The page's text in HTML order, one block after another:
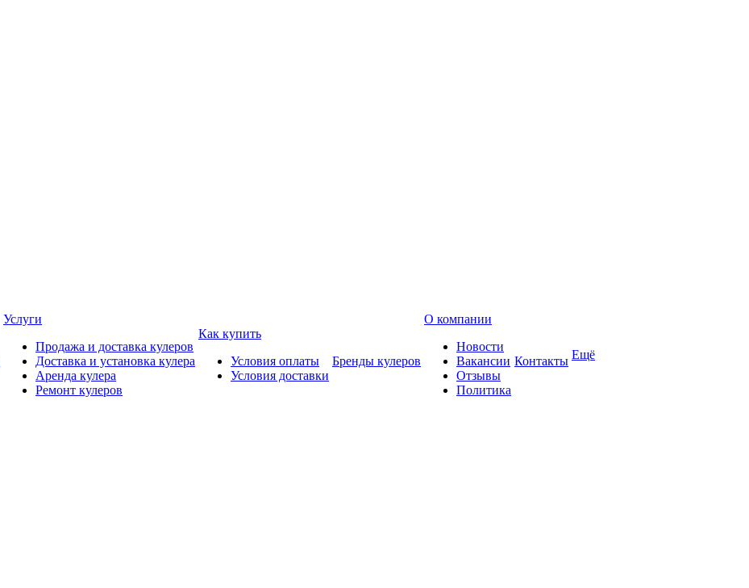
Услуги
Продажа и доставка кулеров
Доставка и установка кулера
Аренда кулера
Ремонт кулеров
Как купить
Условия оплаты
Условия доставки
Бренды кулеров
О компании
Новости
Вакансии
Отзывы
Политика
Контакты Ещё